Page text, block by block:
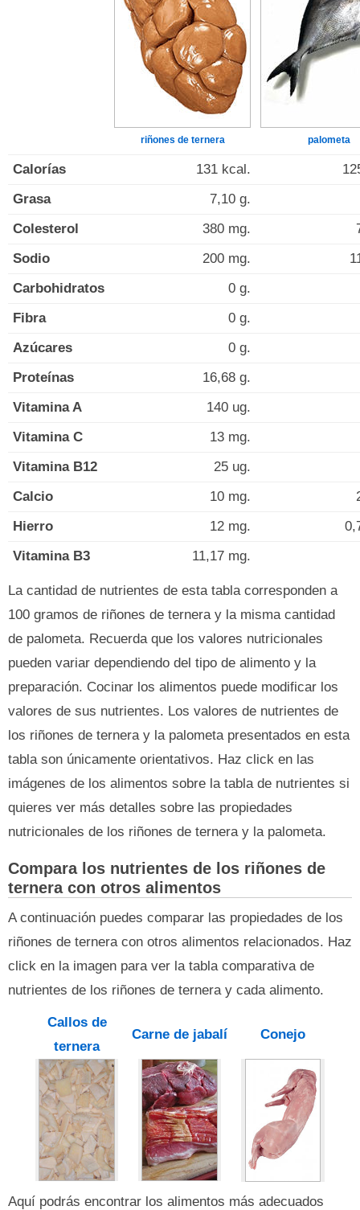
riñones de ternera palometa
Calorías 131 kcal.
Grasa
7,10 g.
Colesterol
380 mg.
Sodio
200 mg.
Carbohidratos
0 g.
Fibra
0 g.
Azúcares
0 g.
Proteínas
16,68 g.
Vitamina A
140 ug.
Vitamina C
13 mg.
Vitamina B12
25 ug.
Calcio
10 mg.
Hierro
12 mg.
Vitamina B3
11,17 mg.
La cantidad de nutrientes de esta tabla corresponden a
100 gramos de riñones de ternera y la misma cantidad
de palometa. Recuerda que los valores nutricionales
pueden variar dependiendo del tipo de alimento y la
preparación. Cocinar los alimentos puede modificar los
valores de sus nutrientes. Los valores de nutrientes de
los riñones de ternera y la palometa presentados en esta
tabla son únicamente orientativos. Haz click en las
imágenes de los alimentos sobre la tabla de nutrientes si
quieres ver más detalles sobre las propiedades
nutricionales de los riñones de ternera y la palometa.
Compara los nutrientes de los riñones de
ternera con otros alimentos
A continuación puedes comparar las propiedades de los
riñones de ternera con otros alimentos relacionados. Haz
click en la imagen para ver la tabla comparativa de
nutrientes de los riñones de ternera y cada alimento.
Callos de
ternera
Carne de jabalí Conejo
Aquí podrás encontrar los alimentos más adecuados